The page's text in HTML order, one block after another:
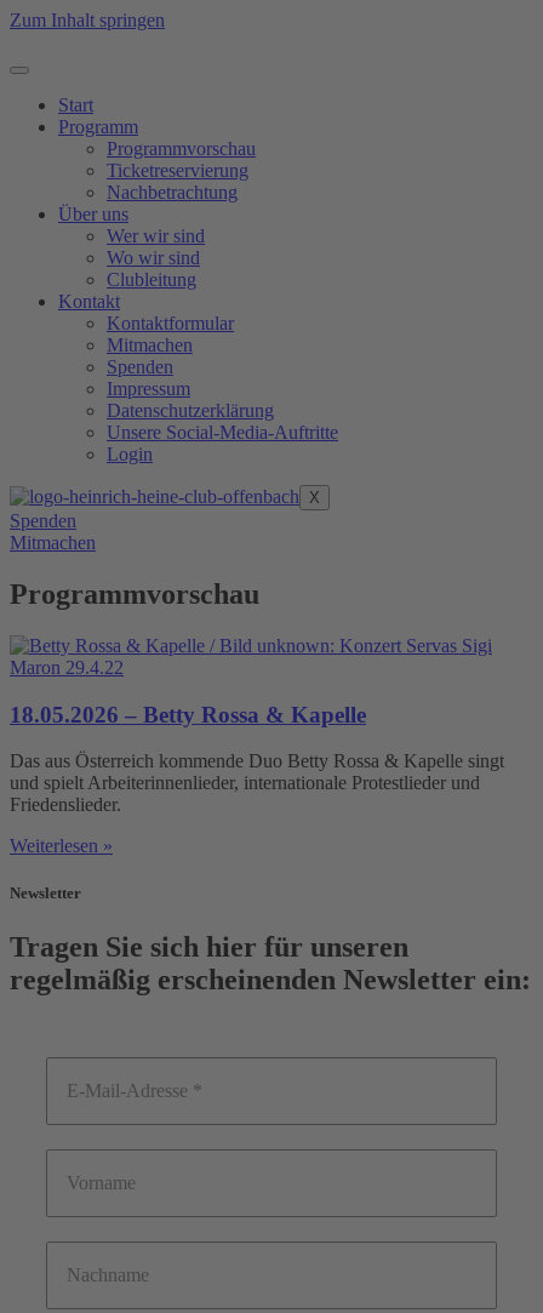
Zum Inhalt springen
Start
Programm
Programmvorschau
Ticketreservierung
Nachbetrachtung
Über uns
Wer wir sind
Wo wir sind
Clubleitung
Kontakt
Kontaktformular
Mitmachen
Spenden
Impressum
Datenschutzerklärung
Unsere Social-Media-Auftritte
Login
X
Spenden
Mitmachen
Programmvorschau
18.05.2026 – Betty Rossa & Kapelle
Das aus Österreich kommende Duo Betty Rossa & Kapelle singt
und spielt Arbeiterinnenlieder, internationale Protestlieder und
Friedenslieder.
Weiterlesen »
Newsletter
Tragen Sie sich hier für unseren
regelmäßig erscheinenden Newsletter ein: